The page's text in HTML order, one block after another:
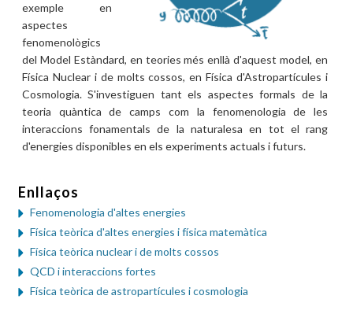
exemple en
aspectes
fenomenològics
del Model Estàndard, en teories més enllà d'aquest model, en
Física Nuclear i de molts cossos, en Física d'Astropartícules i
Cosmologia. S'investiguen tant els aspectes formals de la
teoria quàntica de camps com la fenomenologia de les
interaccions fonamentals de la naturalesa en tot el rang
d'energies disponibles en els experiments actuals i futurs.
Enllaços
Fenomenologia d'altes energies
Física teòrica d'altes energies i física matemàtica
Física teòrica nuclear i de molts cossos
QCD i interaccions fortes
Física teòrica de astropartícules i cosmologia